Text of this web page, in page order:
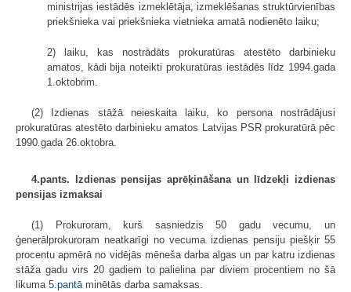
ministrijas iestādēs izmeklētāja, izmeklēšanas struktūrvienības
priekšnieka vai priekšnieka vietnieka amatā nodienēto laiku;
2) laiku, kas nostrādāts prokuratūras atestēto darbinieku
amatos, kādi bija noteikti prokuratūras iestādēs līdz 1994.gada
1.oktobrim.
(2) Izdienas stāžā neieskaita laiku, ko persona nostrādājusi
prokuratūras atestēto darbinieku amatos Latvijas PSR prokuratūrā pēc
1990.gada 26.oktobra.
4.pants. Izdienas pensijas aprēķināšana un līdzekļi izdienas
pensijas izmaksai
(1) Prokuroram, kurš sasniedzis 50 gadu vecumu, un
ģenerālprokuroram neatkarīgi no vecuma izdienas pensiju piešķir 55
procentu apmērā no vidējās mēneša darba algas un par katru izdienas
stāža gadu virs 20 gadiem to palielina par diviem procentiem no šā
likuma 5.pantāminētās darba samaksas.